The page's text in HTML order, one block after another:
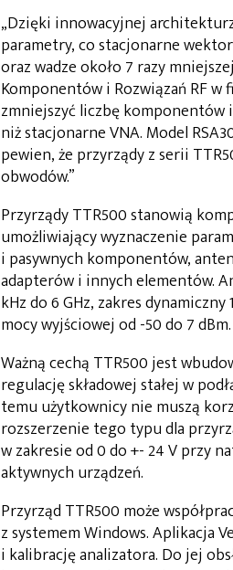
„Dzięki innowacyjnej
parametry, co stacjonarne
oraz wadze około 7 razy
Komponentów i Rozwiązań RF
zmniejszyć liczbę komponentów
niż stacjonarne VNA. Model
pewien, że przyrządy z serii
obwodów.”
Przyrządy TTR500 stanowią
umożliwiający wyznaczenie
i pasywnych komponentów,
adapterów i innych elementów.
kHz do 6 GHz, zakres
mocy wyjściowej od -50 do 7
Ważną cechą TTR500 jest
regulację składowej stałej w
temu użytkownicy nie muszą
rozszerzenie tego typu dla
w zakresie od 0 do +- 24 V przy
aktywnych urządzeń.
Przyrząd TTR500 może
z systemem Windows. Aplikacja
i kalibrację analizatora. Do jej